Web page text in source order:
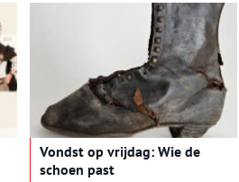
Nieuwesloot 16-18. Tijdens het
onderzoek zijn twee
‘kamerwoningen’ opgegraven.
Dit zijn kleine huisjes waar
vroeger de armere mensen in
woonden. Achter één van de
huisjes deden de archeologen
een opvallende vondst. Een
houten keldervloer met
onderdelen die waarschijnlijk
ouder zijn dan de kelder zelf…
Vondst op vrijdag: Wie de
schoen past